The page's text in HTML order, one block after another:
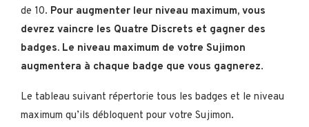
de 10. Pour augmenter leur niveau maximum, vous
devrez vaincre les Quatre Discrets et gagner des
badges. Le niveau maximum de votre Sujimon
augmentera à chaque badge que vous gagnerez.
Le tableau suivant répertorie tous les badges et le niveau
maximum qu’ils débloquent pour votre Sujimon.